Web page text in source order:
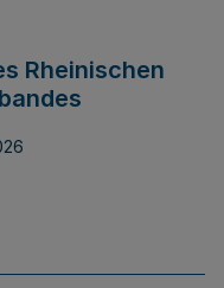
Rheinischen